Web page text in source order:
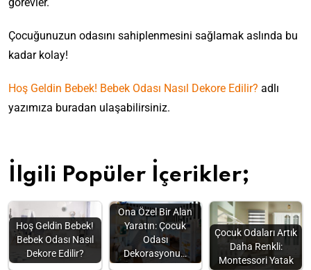
görevler.
Çocuğunuzun odasını sahiplenmesini sağlamak aslında bu
kadar kolay!
Hoş Geldin Bebek! Bebek Odası Nasıl Dekore Edilir? adlı
yazımıza buradan ulaşabilirsiniz.
İlgili Popüler İçerikler;
Hoş Geldin Bebek!
Bebek Odası Nasıl
Dekore Edilir?
Ona Özel Bir Alan
Yaratın: Çocuk
Odası
Dekorasyonu…
Çocuk Odaları Artık
Daha Renkli:
Montessori Yatak
“Kendime Uygun